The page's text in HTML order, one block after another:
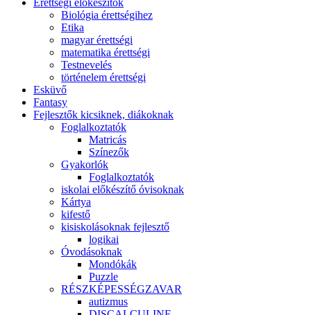
Érettségi előkészítők
Biológia érettségihez
Etika
magyar érettségi
matematika érettségi
Testnevelés
történelem érettségi
Esküvő
Fantasy
Fejlesztők kicsiknek, diákoknak
Foglalkoztatók
Matricás
Színezők
Gyakorlók
Foglalkoztatók
iskolai előkészítő óvisoknak
Kártya
kifestő
kisiskolásoknak fejlesztő
logikai
Óvodásoknak
Mondókák
Puzzle
RÉSZKÉPESSÉGZAVAR
autizmus